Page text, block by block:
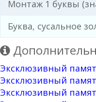
Монтаж 1 буквы
Буква, сусальное
Эксклюзивный
Эксклюзивный
Эксклюзивный